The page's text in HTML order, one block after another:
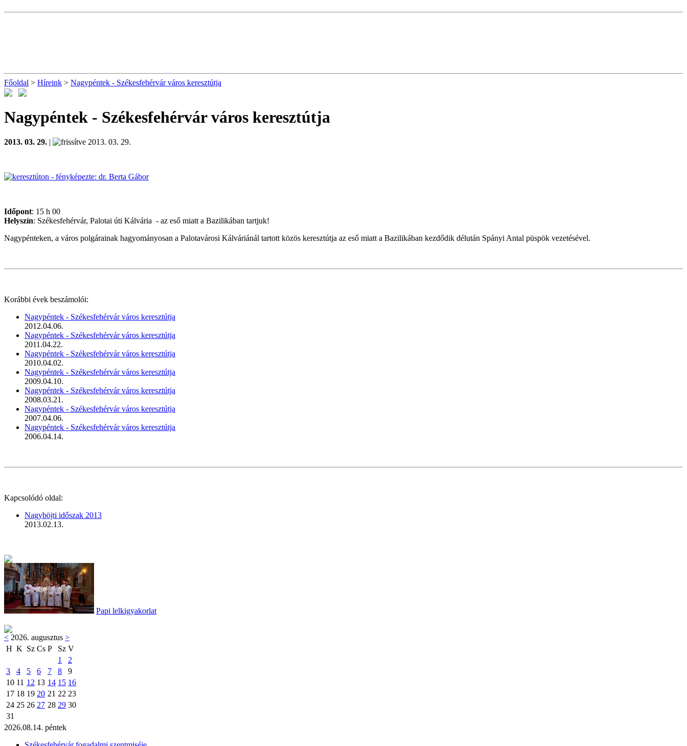
Főoldal > Híreink > Nagypéntek - Székesfehérvár város keresztútja
Nagypéntek - Székesfehérvár város keresztútja
2013. 03. 29. | 2013. 03. 29.
Időpont: 15 h 00
Helyszín: Székesfehérvár, Palotai úti Kálvária - az eső miatt a Bazilikában tartjuk!
Nagypénteken, a város polgárainak hagyományosan a Palotavárosi Kálváriánál tartott közös keresztútja az eső miatt a Bazilikában kezdődik délután Spányi Antal püspök vezetésével.
Korábbi évek beszámolói:
Nagypéntek - Székesfehérvár város keresztútja
2012.04.06.
Nagypéntek - Székesfehérvár város keresztútja
2011.04.22.
Nagypéntek - Székesfehérvár város keresztútja
2010.04.02.
Nagypéntek - Székesfehérvár város keresztútja
2009.04.10.
Nagypéntek - Székesfehérvár város keresztútja
2008.03.21.
Nagypéntek - Székesfehérvár város keresztútja
2007.04.06.
Nagypéntek - Székesfehérvár város keresztútja
2006.04.14.
Kapcsolódó oldal:
Nagyböjti időszak 2013
2013.02.13.
Papi lelkigyakorlat
< 2026. augusztus >
H K Sz Cs P Sz V
1
2
3
4 5 6 7 8
9
10 11 12 13 14 15 16
17 18 19 20 21 22 23
24 25 26 27 28 29 30
31
2026.08.14. péntek